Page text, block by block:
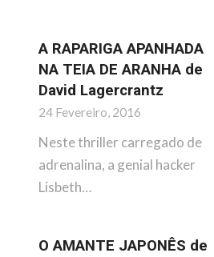
A RAPARIGA APANHADA
NA TEIA DE ARANHA de
David Lagercrantz
24 Fevereiro, 2016
Neste thriller carregado de
adrenalina, a genial hacker
Lisbeth…
O AMANTE JAPONÊS de